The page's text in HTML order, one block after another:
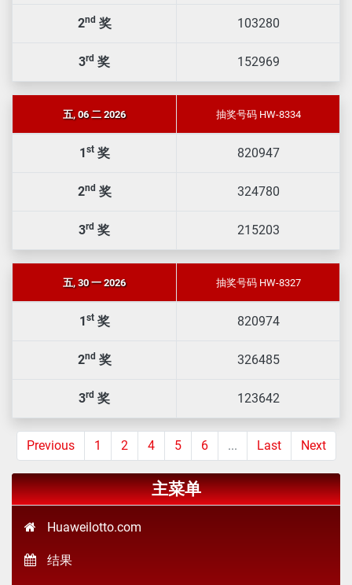
2nd 奖 103280
3rd 奖 152969
五, 06 二 2026 抽奖号码 HW-8334
1 st奖 820947
2nd 奖 324780
3rd 奖 215203
五, 30 一 2026 抽奖号码 HW-8327
1 st奖 820974
2nd 奖 326485
3rd 奖 123642
Previous 1 2 4 5 6 ... Last Next
主菜单
Huaweilotto.com
结果